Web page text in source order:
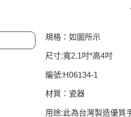
規格：如圖所示
尺寸:寬2.1吋*高4吋
編號:H06134-1
材質：瓷器
用途:此為台灣製造優質